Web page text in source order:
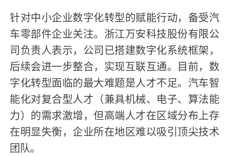
针对中小企业数字化转型的赋能行动，备受汽
车零部件企业关注。浙江万安科技股份有限公
司负责人表示，公司已搭建数字化系统框架，
后续会进一步整合，实现互联互通。目前，数
字化转型面临的最大难题是人才不足。汽车智
能化对复合型人才（兼具机械、电子、算法能
力）的需求激增，但高端人才在区域分布上存
在明显失衡，企业所在地区难以吸引顶尖技术
团队。